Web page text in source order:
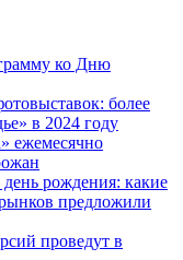
ко Дню
более
в 2024 году
ежемесячно
рождения: какие
предложили
проведут в